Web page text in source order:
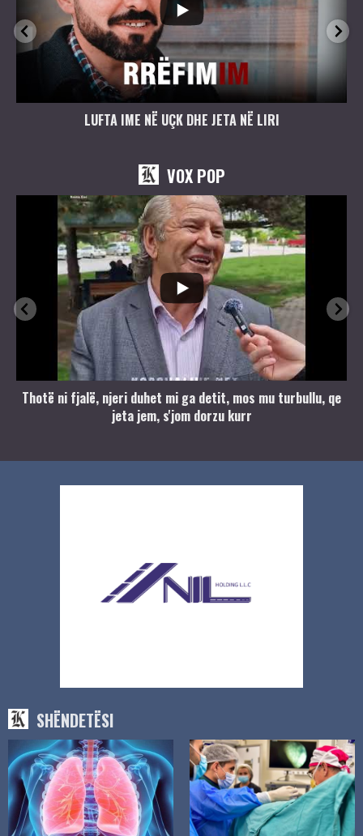
LUFTA IME NË UÇK DHE JETA NË LIRI
VOX POP
Thotë ni fjalë, njeri duhet mi ga detit, mos mu turbullu, qe
jeta jem, s'jom dorzu kurr
SHËNDETËSI